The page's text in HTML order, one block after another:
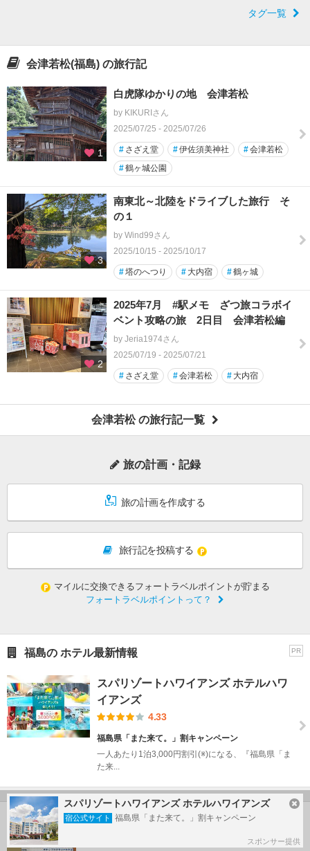
タグ一覧
会津若松(福島) の旅行記
1
白虎隊ゆかりの地 会津若松
by KIKURIさん
2025/07/25 - 2025/07/26
# さざえ堂 #伊佐須美神社 #会津若松
#鶴ヶ城公園
3
南東北～北陸をドライブした旅行 そ
の１
by Wind99さん
2025/10/15 - 2025/10/17
#塔のへつり # 大内宿 #鶴ヶ城
2
2025年7月 #駅メモ ざつ旅コラボイ
ベント攻略の旅 2日目 会津若松編
by Jeria1974さん
2025/07/19 - 2025/07/21
# さざえ堂 #会津若松 # 大内宿
会津若松 の旅行記一覧
旅の計画・記録
旅の計画を作成する
旅行記を投稿する
マイルに交換できるフォートラベルポイントが貯まる
フォートラベルポイントって？
PR
福島の ホテル最新情報
スパリゾートハワイアンズ ホテルハワ
イアンズ
4.33
福島県「また来て。」割キャンペーン
一人あたり1泊3,000円割引(※)になる、『福島県「ま
た来...
会津若松の人気ホテルランキング
1
スパリゾートハワイアンズ ホテルハワイアンズ
宿公式サイト 福島県「また来て。」割キャンペーン
スポンサー提供